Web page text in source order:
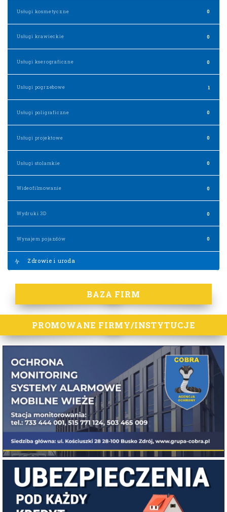
Usługi kosmetyczne 0
Usługi krawieckie 0
Usługi kserograficzne 0
Usługi pogrzebowe 1
Usługi poligraficzne 0
Usługi projektowe 0
Usługi stolarskie 0
Wideofilmowanie 0
Wydruki 3D 0
Wynajem pojazdów 0
Zdrowie i uroda
BAZA FIRM
PROMOWANE FIRMY/INSTYTUCJE